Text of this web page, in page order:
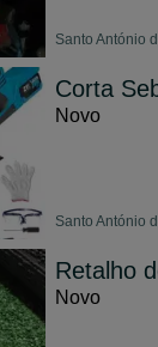
Santo António
Corta
Novo
Santo António
Retalho
Novo